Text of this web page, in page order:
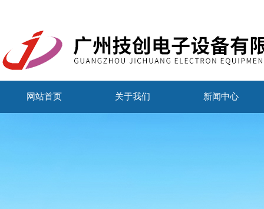
网站首页 关于我们 新闻中心